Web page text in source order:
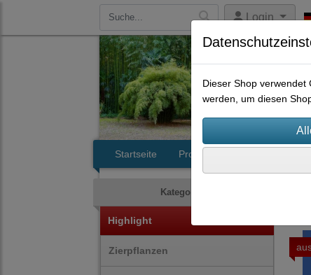
Login
Startseite Produkte
Kategorien
Highlight
Zierpflanzen
Dieser Shop verwendet
werden, um diesen